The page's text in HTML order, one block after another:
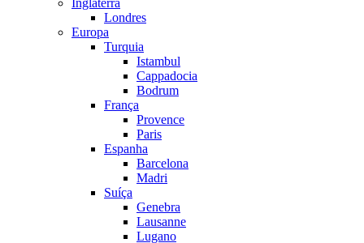
Inglaterra
Londres
Europa
Turquia
Istambul
Cappadocia
Bodrum
França
Provence
Paris
Espanha
Barcelona
Madri
Suíça
Genebra
Lausanne
Lugano